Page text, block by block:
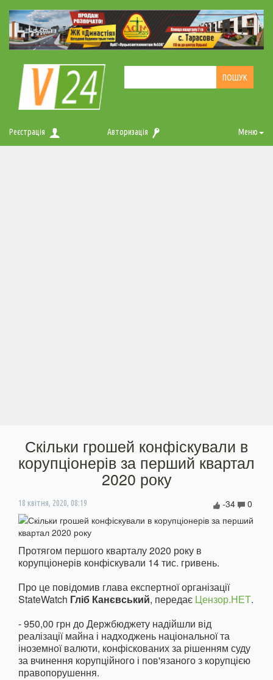
Реєстрація Авторизація Меню
Скільки грошей конфіскували в
корупціонерів за перший квартал
2020 року
18 квітня, 2020, 08:19 0
-34
Протягом першого кварталу 2020 року в
корупціонерів конфіскували 14 тис. гривень.
Про це повідомив глава експертної організації
StateWatch Гліб Канєвський, передає Цензор.НЕТ.
- 950,00 грн до Держбюджету надійшли від
реалізації майна і надходжень національної та
іноземної валюти, конфіскованих за рішенням суду
за вчинення корупційного і пов'язаного з корупцією
правопорушення.